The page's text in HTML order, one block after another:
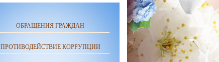
ОБРАЩЕНИЯ ГРАЖДАН
ПРОТИВОДЕЙСТВИЕ КОРРУПЦИИ